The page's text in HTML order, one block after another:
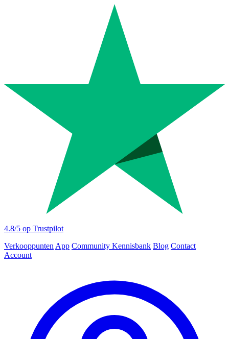
4.8/5 op Trustpilot
Verkooppunten App Community Kennisbank Blog Contact
Account